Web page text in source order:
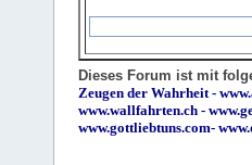
Dieses Forum ist mit
Zeugen der Wahrheit-
www.wallfahrten.ch -
www.gottliebtuns.com-